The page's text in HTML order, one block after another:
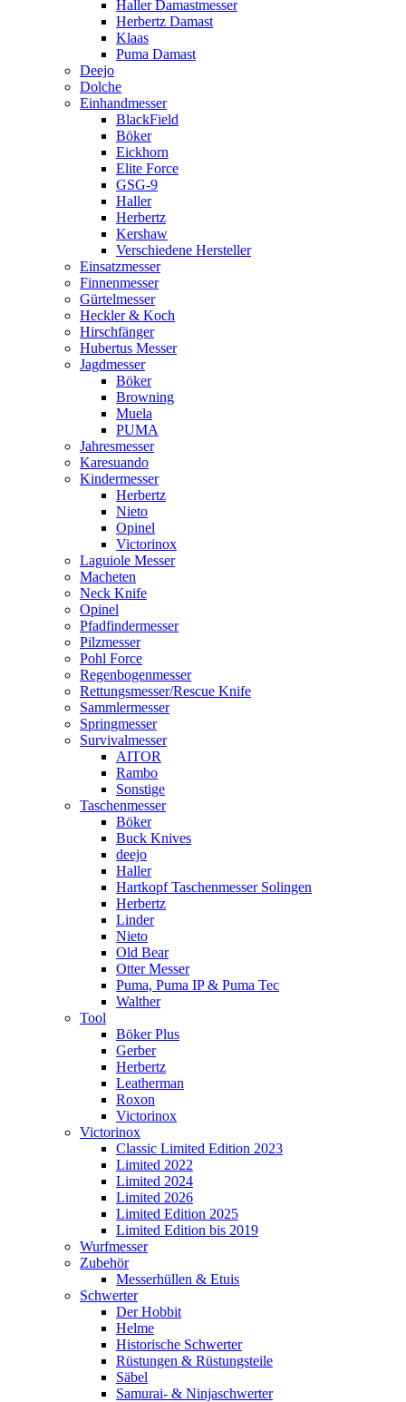
Haller Damastmesser
Herbertz Damast
Klaas
Puma Damast
Deejo
Dolche
Einhandmesser
BlackField
Böker
Eickhorn
Elite Force
GSG-9
Haller
Herbertz
Kershaw
Verschiedene Hersteller
Einsatzmesser
Finnenmesser
Gürtelmesser
Heckler & Koch
Hirschfänger
Hubertus Messer
Jagdmesser
Böker
Browning
Muela
PUMA
Jahresmesser
Karesuando
Kindermesser
Herbertz
Nieto
Opinel
Victorinox
Laguiole Messer
Macheten
Neck Knife
Opinel
Pfadfindermesser
Pilzmesser
Pohl Force
Regenbogenmesser
Rettungsmesser/Rescue Knife
Sammlermesser
Springmesser
Survivalmesser
AITOR
Rambo
Sonstige
Taschenmesser
Böker
Buck Knives
deejo
Haller
Hartkopf Taschenmesser Solingen
Herbertz
Linder
Nieto
Old Bear
Otter Messer
Puma, Puma IP & Puma Tec
Walther
Tool
Böker Plus
Gerber
Herbertz
Leatherman
Roxon
Victorinox
Victorinox
Classic Limited Edition 2023
Limited 2022
Limited 2024
Limited 2026
Limited Edition 2025
Limited Edition bis 2019
Wurfmesser
Zubehör
Messerhüllen & Etuis
Schwerter
Der Hobbit
Helme
Historische Schwerter
Rüstungen & Rüstungsteile
Säbel
Samurai- & Ninjaschwerter